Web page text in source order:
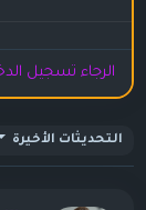
الرجاء تسجيل
التحديثات الأخيرة